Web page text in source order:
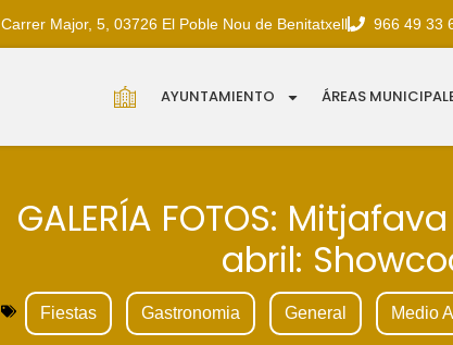
Carrer Major, 5, 03726 El Poble Nou de Benitatxell 966 49 33
AYUNTAMIENTO ÁREAS
GALERÍA FOTOS:
abril:
Fiestas Gastronomia General Medio